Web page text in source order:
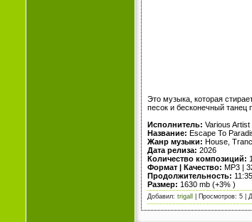
Это музыка, которая
песок и бесконечный танец
Исполнитель: Various Artist
Название: Escape To
Жанр музыки: House,
Дата релиза: 2026
Количество композиций:
Формат | Качество: MP3 |
Продолжительность:
Размер: 1630 mb (+3% )
Добавил: trigall | Просмотров: 5 |